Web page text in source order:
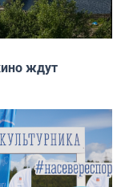
ждут